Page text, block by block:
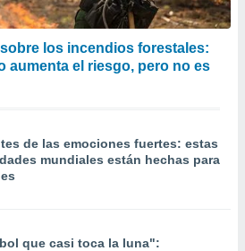
sobre los incendios forestales:
aumenta el riesgo, pero no es
de las emociones fuertes: estas
mundiales están hechas para
que casi toca la luna":